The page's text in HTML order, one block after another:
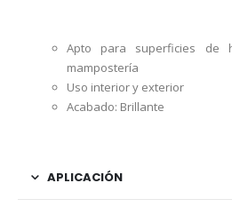
Apto para superficies de
mampostería
Uso interior y exterior
Acabado: Brillante
APLICACIÓN